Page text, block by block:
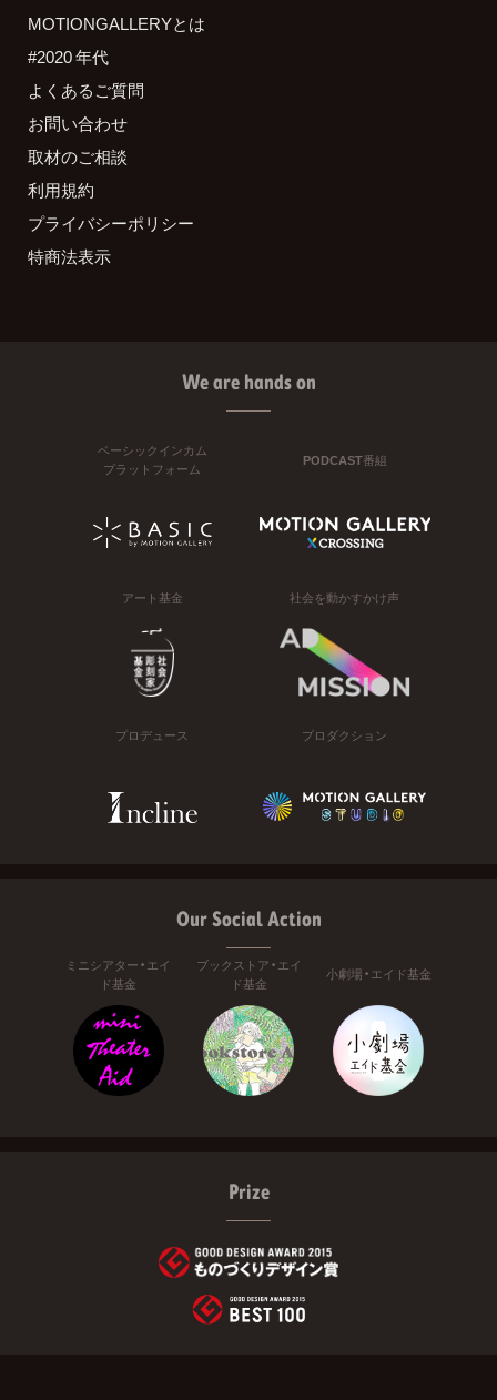
MOTIONGALLERYとは
#2020 年代
よくあるご質問
お問い合わせ
取材のご相談
利用規約
プライバシーポリシー
特商法表示
We are hands on
ベーシックインカム
プラットフォーム
PODCAST番組
アート基金 社会を動かすかけ声
プロデュース プロダクション
Our Social Action
ミニシアター・エイ
ド基金
ブックストア・エイ
ド基金
小劇場・エイド基金
Prize